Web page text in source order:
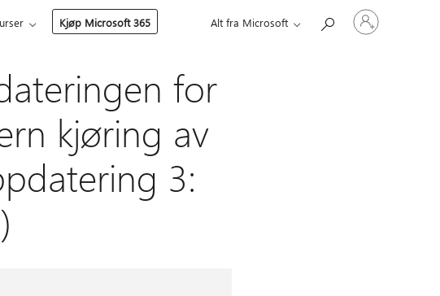
Kjøp Microsoft 365 Alt fra Microsoft
Logg
på
kontoen
for
kjøring av
3: